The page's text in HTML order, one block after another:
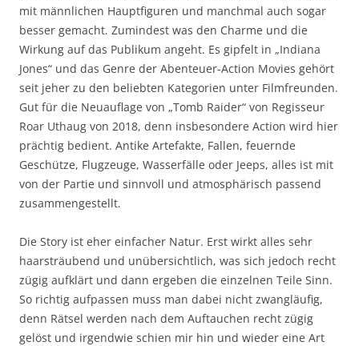
mit männlichen Hauptfiguren und manchmal auch sogar
besser gemacht. Zumindest was den Charme und die
Wirkung auf das Publikum angeht. Es gipfelt in „Indiana
Jones“ und das Genre der Abenteuer-Action Movies gehört
seit jeher zu den beliebten Kategorien unter Filmfreunden.
Gut für die Neuauflage von „Tomb Raider“ von Regisseur
Roar Uthaug von 2018, denn insbesondere Action wird hier
prächtig bedient. Antike Artefakte, Fallen, feuernde
Geschütze, Flugzeuge, Wasserfälle oder Jeeps, alles ist mit
von der Partie und sinnvoll und atmosphärisch passend
zusammengestellt.
Die Story ist eher einfacher Natur. Erst wirkt alles sehr
haarsträubend und unübersichtlich, was sich jedoch recht
zügig aufklärt und dann ergeben die einzelnen Teile Sinn.
So richtig aufpassen muss man dabei nicht zwangläufig,
denn Rätsel werden nach dem Auftauchen recht zügig
gelöst und irgendwie schien mir hin und wieder eine Art